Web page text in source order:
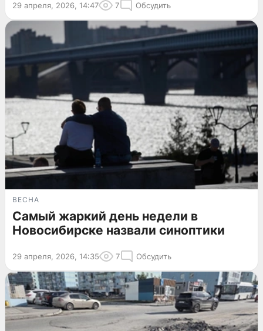
29 апреля, 2026, 14:47 7 Обсудить
ВЕСНА
Самый жаркий день недели в
Новосибирске назвали синоптики
29 апреля, 2026, 14:35 7 Обсудить